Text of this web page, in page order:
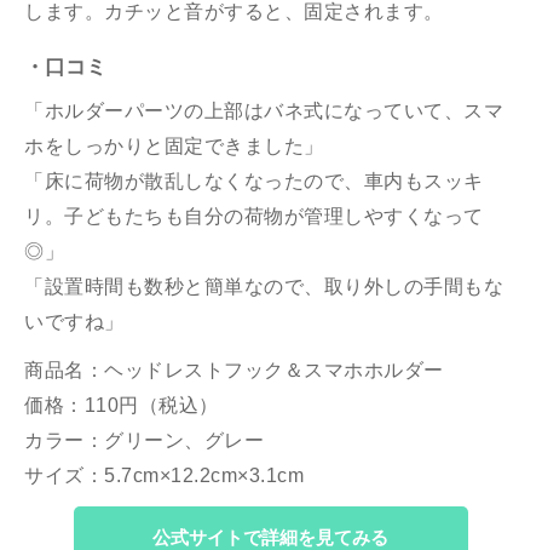
します。カチッと音がすると、固定されます。
・口コミ
「ホルダーパーツの上部はバネ式になっていて、スマ
ホをしっかりと固定できました」
「床に荷物が散乱しなくなったので、車内もスッキ
リ。子どもたちも自分の荷物が管理しやすくなって
◎」
「設置時間も数秒と簡単なので、取り外しの手間もな
いですね」
商品名：ヘッドレストフック＆スマホホルダー
価格：110円（税込）
カラー：グリーン、グレー
サイズ：5.7cm×12.2cm×3.1cm
公式サイトで詳細を見てみる